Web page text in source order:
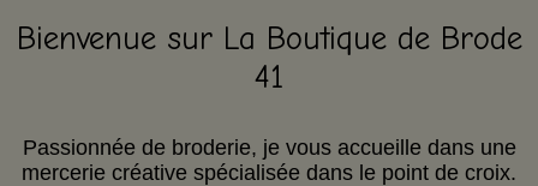
Bienvenue sur La Boutique de Brode
41
Passionnée de broderie, je vous accueille dans une
mercerie créative spécialisée dans le point de croix.